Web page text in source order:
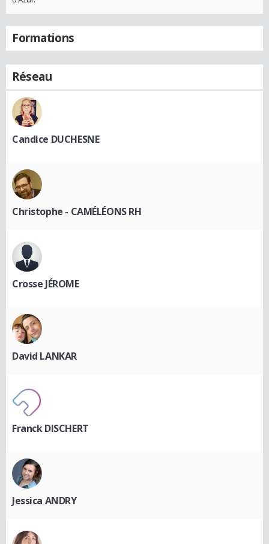
Formations
Réseau
Candice DUCHESNE
Christophe - CAMÉLÉONS RH
Crosse JÉROME
David LANKAR
Franck DISCHERT
Jessica ANDRY